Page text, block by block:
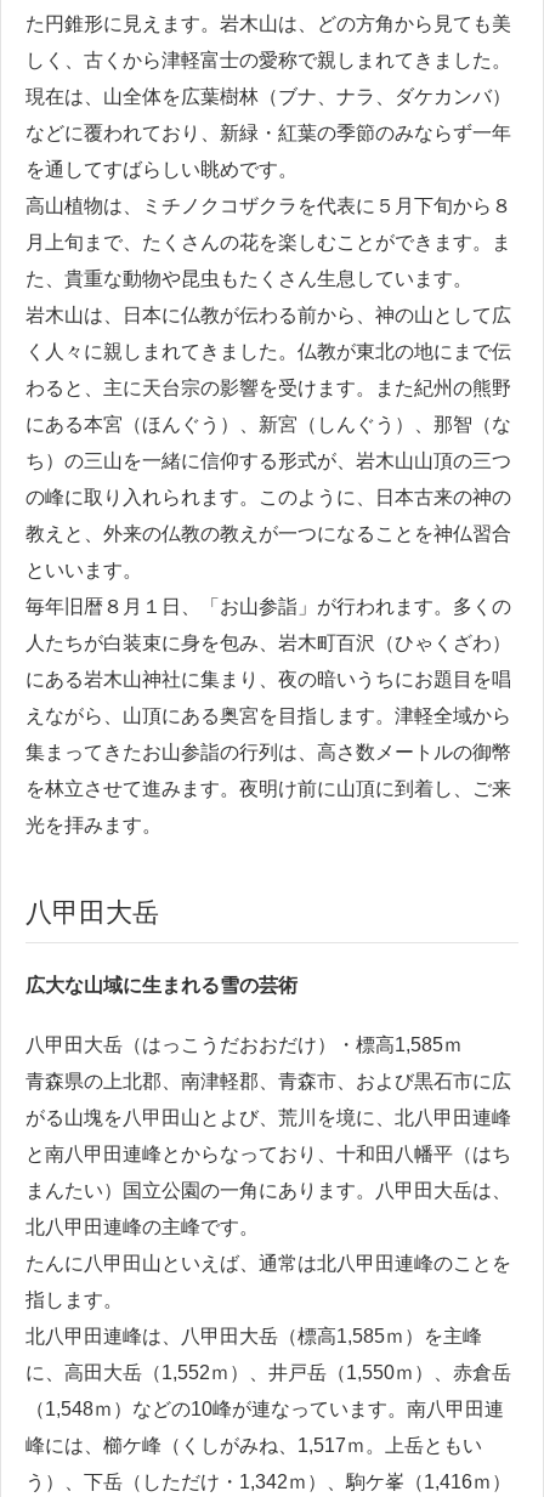
た円錐形に見えます。岩木山は、どの方角から見ても美
しく、古くから津軽富士の愛称で親しまれてきました。
現在は、山全体を広葉樹林（ブナ、ナラ、ダケカンバ）
などに覆われており、新緑・紅葉の季節のみならず一年
を通してすばらしい眺めです。
高山植物は、ミチノクコザクラを代表に５月下旬から８
月上旬まで、たくさんの花を楽しむことができます。ま
た、貴重な動物や昆虫もたくさん生息しています。
岩木山は、日本に仏教が伝わる前から、神の山として広
く人々に親しまれてきました。仏教が東北の地にまで伝
わると、主に天台宗の影響を受けます。また紀州の熊野
にある本宮（ほんぐう）、新宮（しんぐう）、那智（な
ち）の三山を一緒に信仰する形式が、岩木山山頂の三つ
の峰に取り入れられます。このように、日本古来の神の
教えと、外来の仏教の教えが一つになることを神仏習合
といいます。
毎年旧暦８月１日、「お山参詣」が行われます。多くの
人たちが白装束に身を包み、岩木町百沢（ひゃくざわ）
にある岩木山神社に集まり、夜の暗いうちにお題目を唱
えながら、山頂にある奥宮を目指します。津軽全域から
集まってきたお山参詣の行列は、高さ数メートルの御幣
を林立させて進みます。夜明け前に山頂に到着し、ご来
光を拝みます。
八甲田大岳
広大な山域に生まれる雪の芸術
八甲田大岳（はっこうだおおだけ）・標高1,585ｍ
青森県の上北郡、南津軽郡、青森市、および黒石市に広
がる山塊を八甲田山とよび、荒川を境に、北八甲田連峰
と南八甲田連峰とからなっており、十和田八幡平（はち
まんたい）国立公園の一角にあります。八甲田大岳は、
北八甲田連峰の主峰です。
たんに八甲田山といえば、通常は北八甲田連峰のことを
指します。
北八甲田連峰は、八甲田大岳（標高1,585ｍ）を主峰
に、高田大岳（1,552ｍ）、井戸岳（1,550ｍ）、赤倉岳
（1,548ｍ）などの10峰が連なっています。南八甲田連
峰には、櫛ケ峰（くしがみね、1,517ｍ。上岳ともい
う）、下岳（しただけ・1,342ｍ）、駒ケ峯（1,416ｍ）